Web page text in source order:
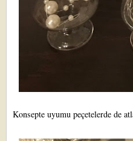
Konsepte uyumu peçetelerde de